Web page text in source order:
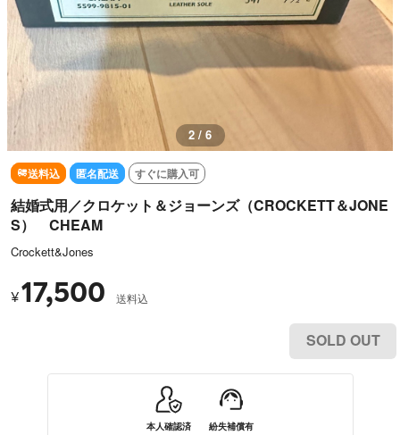
3 / 6
送料込 匿名配送 すぐに購入可
結婚式用／クロケット＆ジョーンズ（CROCKETT＆JONE
S） CHEAM
Crockett&Jones
¥17,500 送料込
SOLD OUT
本人確認済 紛失補償有